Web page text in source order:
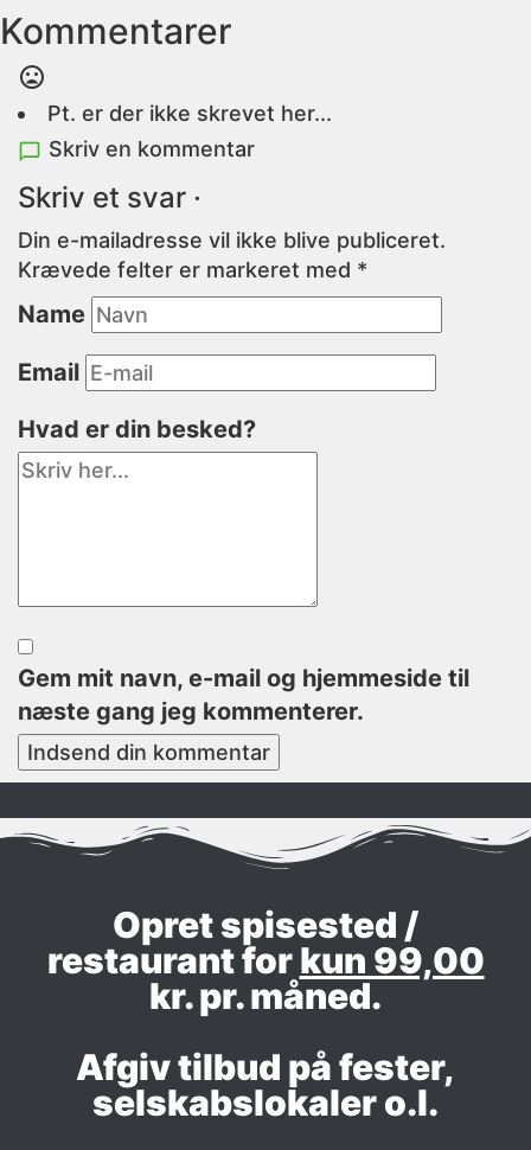
Kommentarer
Pt. er der ikke skrevet her...
Skriv en kommentar
Skriv et svar ·
Din e-mailadresse vil ikke blive publiceret.
Krævede felter er markeret med *
Name
Email
Hvad er din besked?
Gem mit navn, e-mail og hjemmeside til
næste gang jeg kommenterer.
Indsend din kommentar
Opret spisested /
restaurant forkun 99,00
kr. pr. måned.
Afgiv tilbud på fester,
selskabslokaler o.l.